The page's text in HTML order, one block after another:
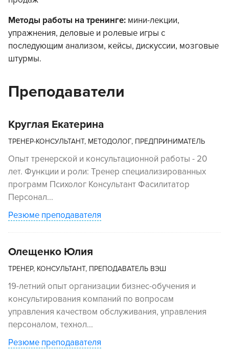
Методы работы на тренинге: мини-лекции,
упражнения, деловые и ролевые игры с
последующим анализом, кейсы, дискуссии, мозговые
штурмы.
Преподаватели
Круглая Екатерина
ТРЕНЕР-КОНСУЛЬТАНТ, МЕТОДОЛОГ, ПРЕДПРИНИМАТЕЛЬ
Опыт тренерской и консультационной работы - 20
лет. Функции и роли: Тренер специализированных
программ Психолог Консультант Фасилитатор
Персонал...
Резюме преподавателя
Олещенко Юлия
ТРЕНЕР, КОНСУЛЬТАНТ, ПРЕПОДАВАТЕЛЬ ВЭШ
19-летний опыт организации бизнес-обучения и
консультирования компаний по вопросам
управления качеством обслуживания, управления
персоналом, технол...
Резюме преподавателя